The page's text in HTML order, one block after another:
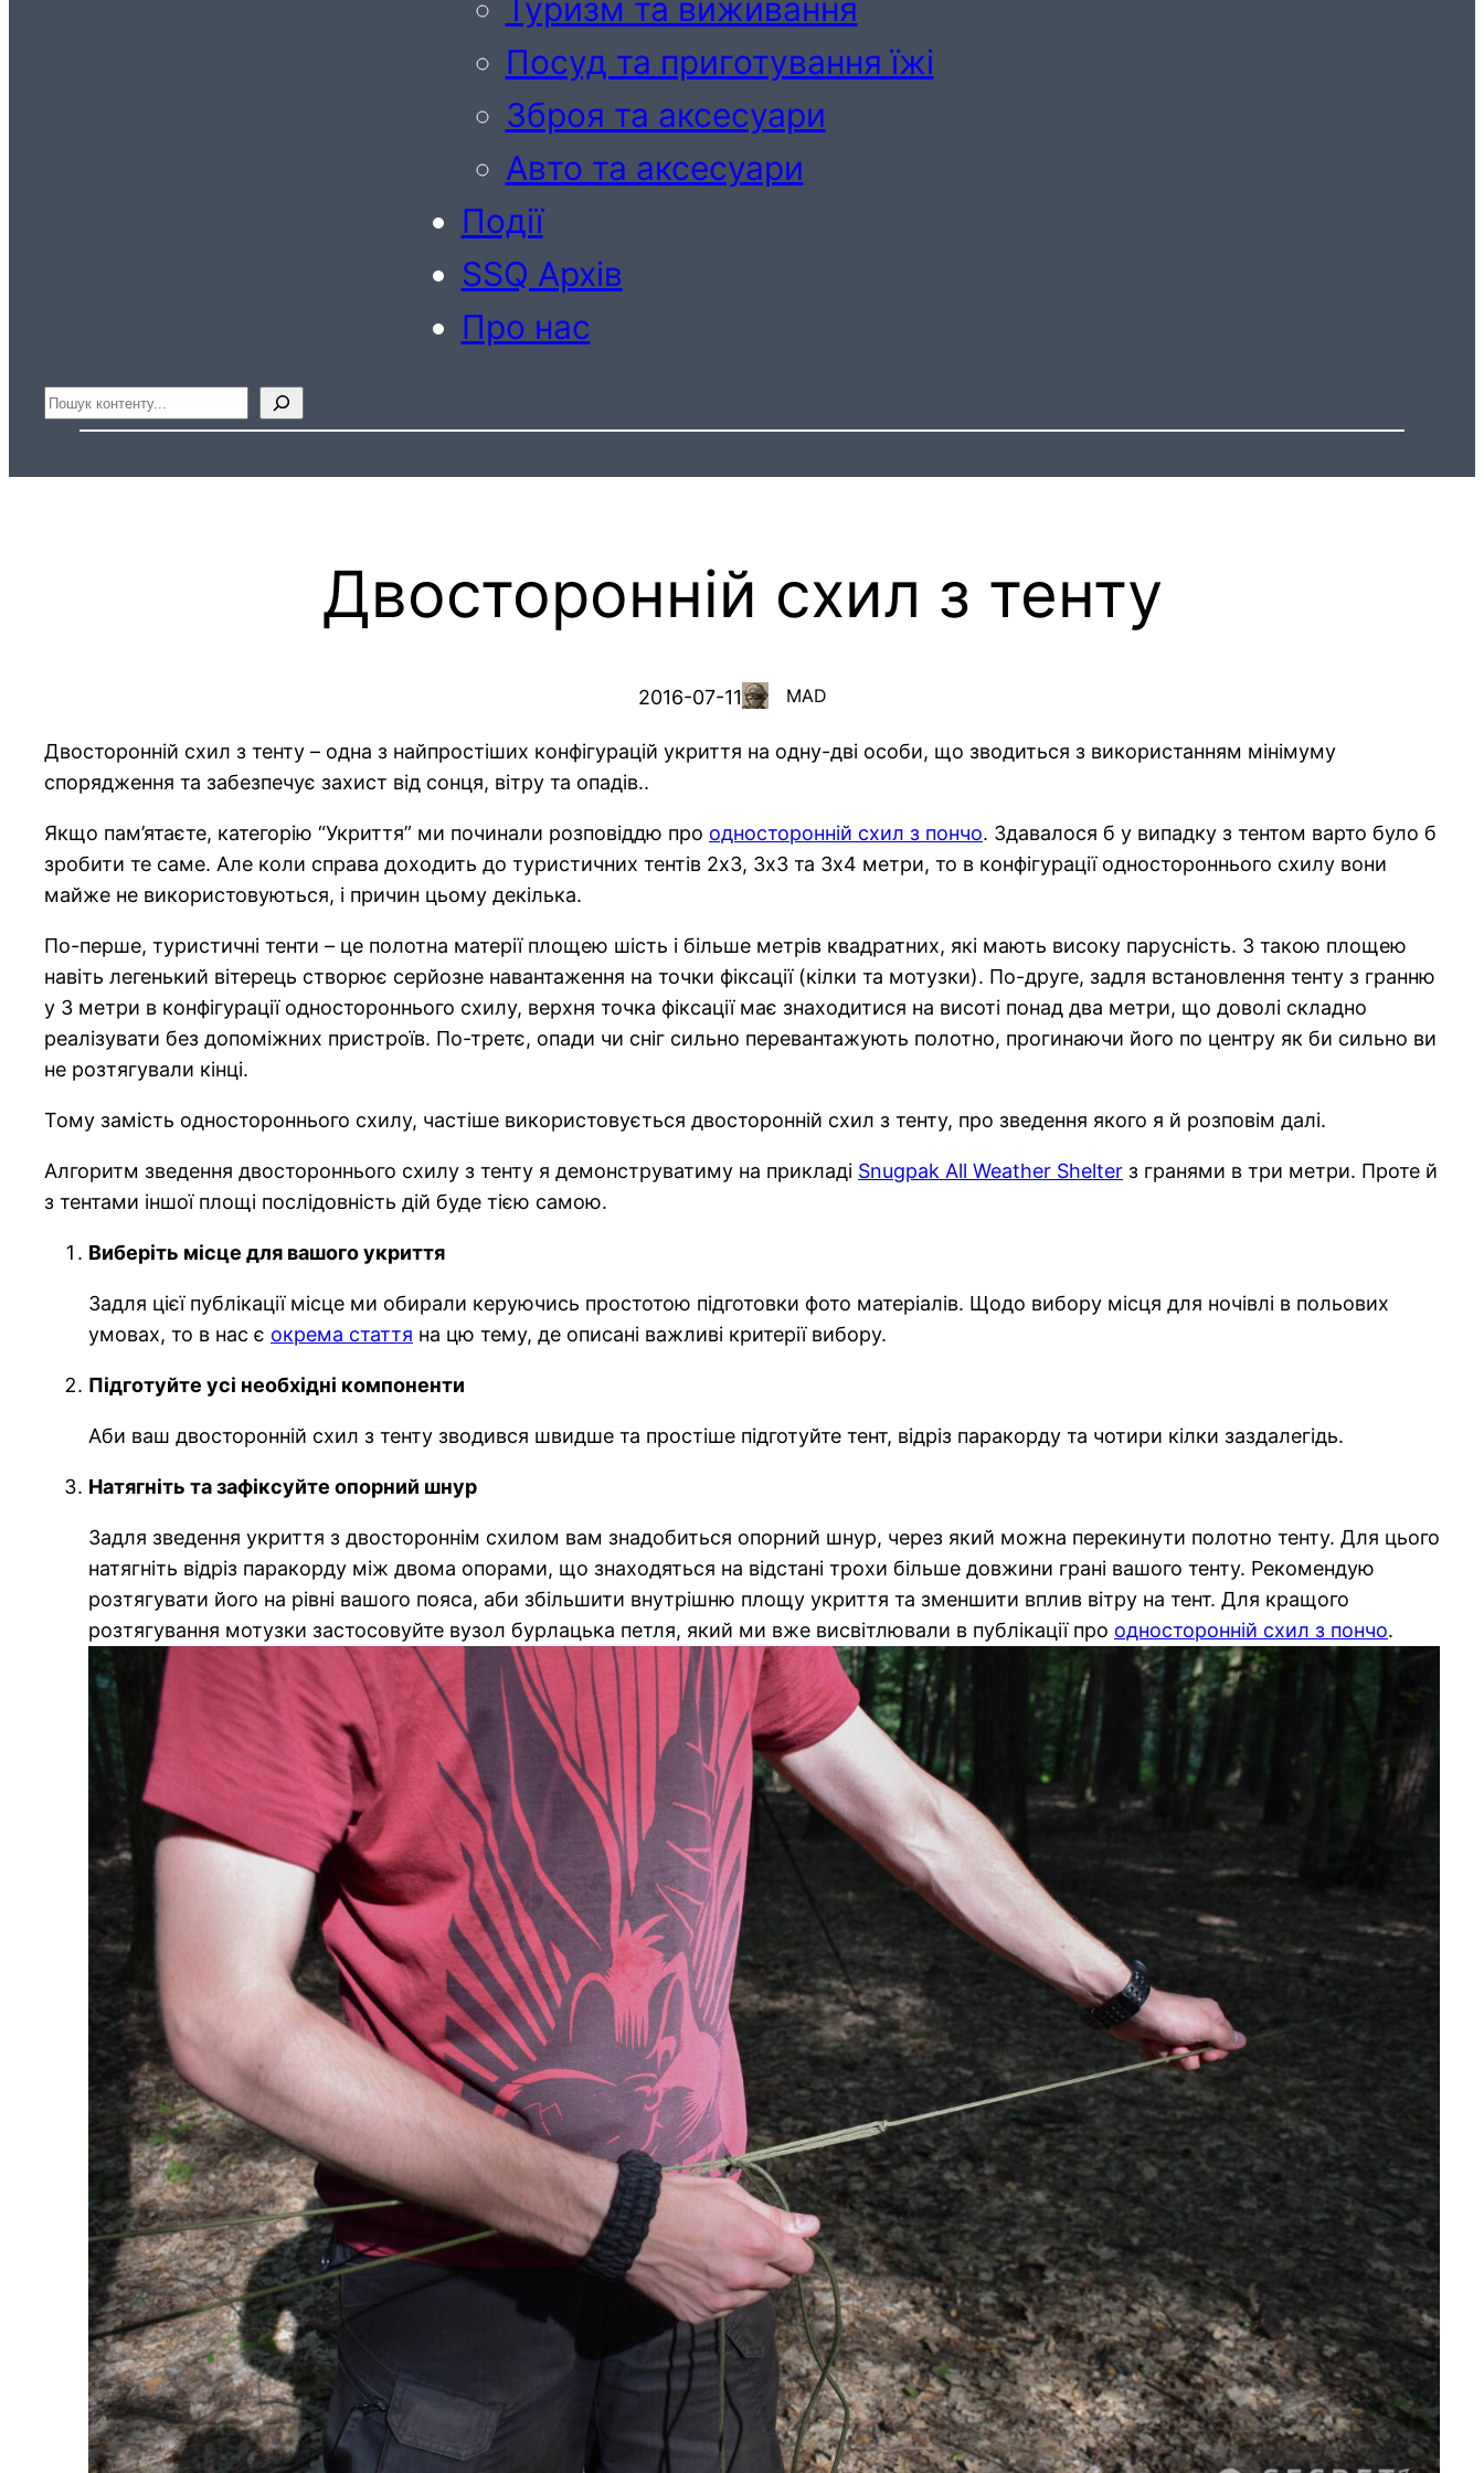
Туризм та виживання
Посуд та приготування їжі
Зброя та аксесуари
Авто та аксесуари
Події
SSQ Архів
Про нас
Пошук
Двосторонній схил з тенту
2016-07-11 MAD
Двосторонній схил з тенту – одна з найпростіших конфігурацій укриття на одну-дві особи, що зводиться з використанням мінімуму
спорядження та забезпечує захист від сонця, вітру та опадів..
Якщо пам’ятаєте, категорію “Укриття” ми починали розповіддю про односторонній схил з пончо. Здавалося б у випадку з тентом варто було б
зробити те саме. Але коли справа доходить до туристичних тентів 2х3, 3х3 та 3х4 метри, то в конфігурації одностороннього схилу вони
майже не використовуються, і причин цьому декілька.
По-перше, туристичні тенти – це полотна матерії площею шість і більше метрів квадратних, які мають високу парусність. З такою площею
навіть легенький вітерець створює серйозне навантаження на точки фіксації (кілки та мотузки). По-друге, задля встановлення тенту з гранню
у 3 метри в конфігурації одностороннього схилу, верхня точка фіксації має знаходитися на висоті понад два метри, що доволі складно
реалізувати без допоміжних пристроїв. По-третє, опади чи сніг сильно перевантажують полотно, прогинаючи його по центру як би сильно ви
не розтягували кінці.
Тому замість одностороннього схилу, частіше використовується двосторонній схил з тенту, про зведення якого я й розповім далі.
Алгоритм зведення двостороннього схилу з тенту я демонструватиму на прикладі Snugpak All Weather Shelter з гранями в три метри. Проте й
з тентами іншої площі послідовність дій буде тією самою.
Виберіть місце для вашого укриття
Задля цієї публікації місце ми обирали керуючись простотою підготовки фото матеріалів. Щодо вибору місця для ночівлі в польових
умовах, то в нас є окрема стаття на цю тему, де описані важливі критерії вибору.
Підготуйте усі необхідні компоненти
Аби ваш двосторонній схил з тенту зводився швидше та простіше підготуйте тент, відріз паракорду та чотири кілки заздалегідь.
Натягніть та зафіксуйте опорний шнур
Задля зведення укриття з двостороннім схилом вам знадобиться опорний шнур, через який можна перекинути полотно тенту. Для цього
натягніть відріз паракорду між двома опорами, що знаходяться на відстані трохи більше довжини грані вашого тенту. Рекомендую
розтягувати його на рівні вашого пояса, аби збільшити внутрішню площу укриття та зменшити вплив вітру на тент. Для кращого
розтягування мотузки застосовуйте вузол бурлацька петля, який ми вже висвітлювали в публікації про односторонній схил з пончо.